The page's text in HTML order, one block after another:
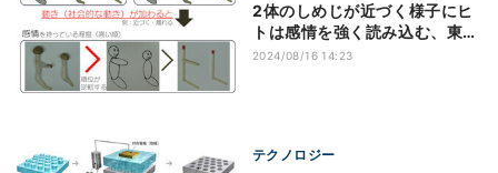
2体のしめじが近づく様子にヒ
トは感情を強く読み込む、東大
が確認
2024/08/16 14:23
テクノロジー